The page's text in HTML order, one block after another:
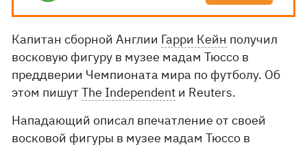
Капитан сборной Англии Гарри Кейн получил
восковую фигуру в музее мадам Тюссо в
преддверии Чемпионата мира по футболу. Об
этом пишутThe Independent и Reuters.
Нападающий описал впечатление от своей
восковой фигуры в музее мадам Тюссо в